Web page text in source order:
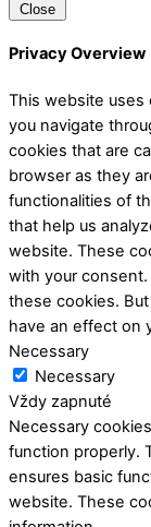
Close
Privacy Overview
This website uses
you navigate
cookies that are
browser as they
functionalities of
that help us
website. These
with your
these cookies.
have an effect on
Necessary
Necessary
Vždy zapnuté
Necessary
function properly.
ensures basic
website. These